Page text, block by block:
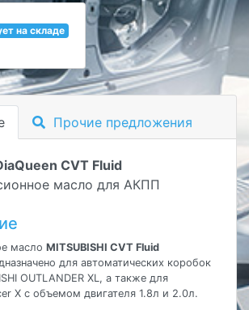
на складе
Прочие предложения
CVT Fluid
масло для АКПП
масло MITSUBISHI CVT Fluid
для автоматических коробок
OUTLANDER XL, а также для
X с объемом двигателя 1.8л и 2.0л.